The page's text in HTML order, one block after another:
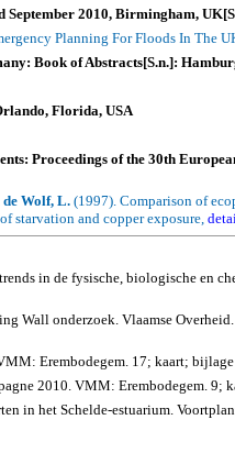
September 2010, Birmingham, UK[
Planning For Floods In The
: Book ofAbstracts[S.n.]:
, Florida, USA
Proceedings of the 30th
Wolf, L. (1997). Comparison of
starvation and copper exposure,
in de fysische, biologische en
Wall onderzoek. Vlaamse
Erembodegem. 17; kaart; bijlage
2010. VMM: Erembodegem. 9;
in het Schelde-estuarium.